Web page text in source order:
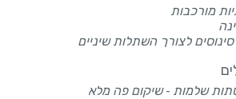
מורכבות
לצורך השתלות שיניים
שלמות - שיקום פה מלא